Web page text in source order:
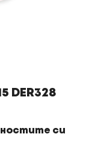
DER328
си